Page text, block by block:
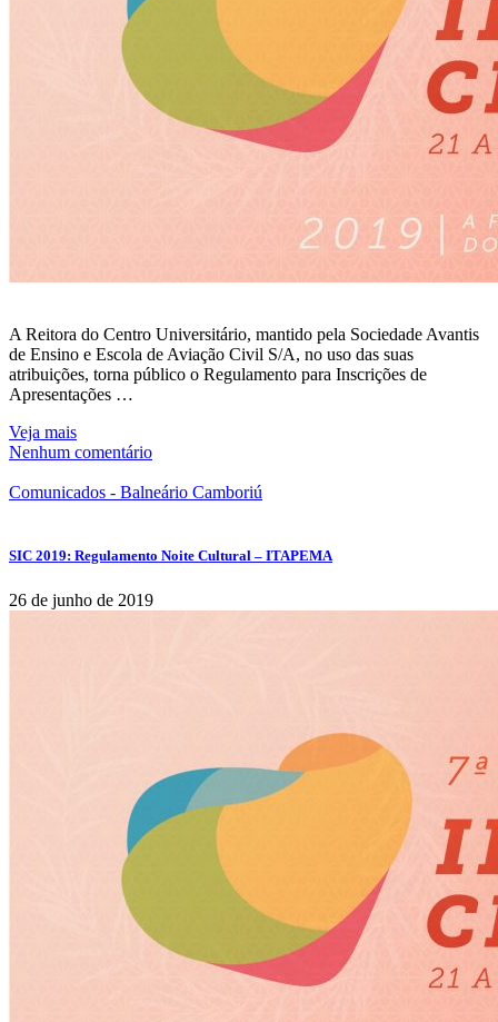
A Reitora do Centro Universitário, mantido pela Sociedade Avantis
de Ensino e Escola de Aviação Civil S/A, no uso das suas
atribuições, torna público o Regulamento para Inscrições de
Apresentações …
Veja mais
Nenhum comentário
Comunicados - Balneário Camboriú
SIC 2019: Regulamento Noite Cultural – ITAPEMA
26 de junho de 2019